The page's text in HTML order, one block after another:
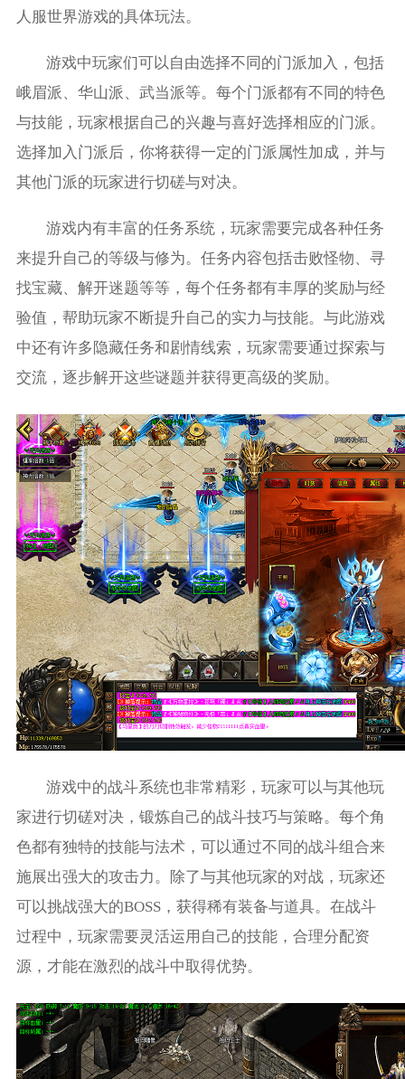
人服世界游戏的具体玩法。
游戏中玩家们可以自由选择不同的门派加入，包括
峨眉派、华山派、武当派等。每个门派都有不同的特色
与技能，玩家根据自己的兴趣与喜好选择相应的门派。
选择加入门派后，你将获得一定的门派属性加成，并与
其他门派的玩家进行切磋与对决。
游戏内有丰富的任务系统，玩家需要完成各种任务
来提升自己的等级与修为。任务内容包括击败怪物、寻
找宝藏、解开迷题等等，每个任务都有丰厚的奖励与经
验值，帮助玩家不断提升自己的实力与技能。与此游戏
中还有许多隐藏任务和剧情线索，玩家需要通过探索与
交流，逐步解开这些谜题并获得更高级的奖励。
游戏中的战斗系统也非常精彩，玩家可以与其他玩
家进行切磋对决，锻炼自己的战斗技巧与策略。每个角
色都有独特的技能与法术，可以通过不同的战斗组合来
施展出强大的攻击力。除了与其他玩家的对战，玩家还
可以挑战强大的BOSS，获得稀有装备与道具。在战斗
过程中，玩家需要灵活运用自己的技能，合理分配资
源，才能在激烈的战斗中取得优势。